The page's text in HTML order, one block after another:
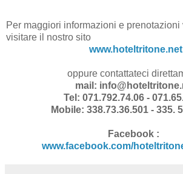
Per maggiori informazioni e
visitare il nostro sito
www.hoteltritone.net
oppure contattateci
mail:
Tel: 071.792.74.06 -
Mobile: 338.73.36.501 - 335.
Facebook :
www.facebook.com/